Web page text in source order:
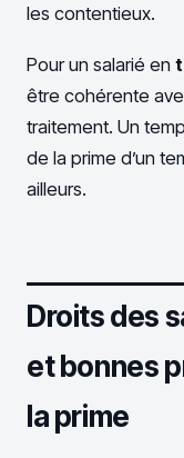
les contentieux.
Pour un salarié en
être cohérente
traitement. Un
de la prime d’un
ailleurs.
Droits des
et bonnes
la prime